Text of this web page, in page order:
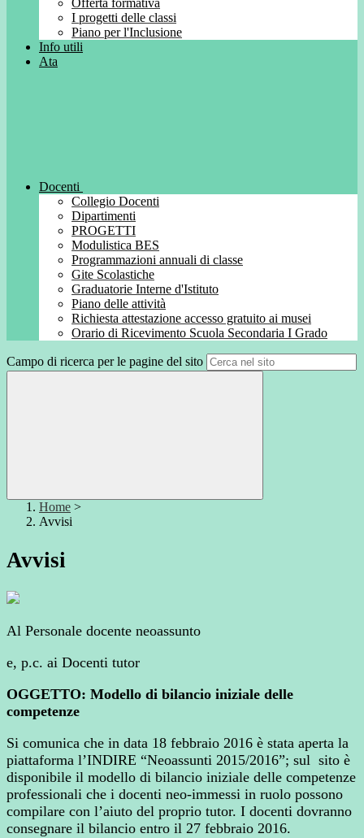
Offerta formativa
I progetti delle classi
Piano per l'Inclusione
Info utili
Ata
Docenti
Collegio Docenti
Dipartimenti
PROGETTI
Modulistica BES
Programmazioni annuali di classe
Gite Scolastiche
Graduatorie Interne d'Istituto
Piano delle attività
Richiesta attestazione accesso gratuito ai musei
Orario di Ricevimento Scuola Secondaria I Grado
Campo di ricerca per le pagine del sito
Home >
Avvisi
Avvisi
Al Personale docente neoassunto
e, p.c. ai Docenti tutor
OGGETTO: Modello di bilancio iniziale delle
competenze
Si comunica che in data 18 febbraio 2016 è stata aperta la
piattaforma l’INDIRE “Neoassunti 2015/2016”; sul sito è
disponibile il modello di bilancio iniziale delle competenze
professionali che i docenti neo-immessi in ruolo possono
compilare con l’aiuto del proprio tutor. I docenti dovranno
consegnare il bilancio entro il 27 febbraio 2016.